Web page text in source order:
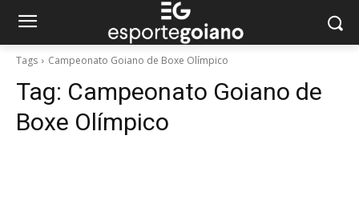
Tags Campeonato Goiano de Boxe Olímpico
Tag: Campeonato Goiano de
Boxe Olímpico